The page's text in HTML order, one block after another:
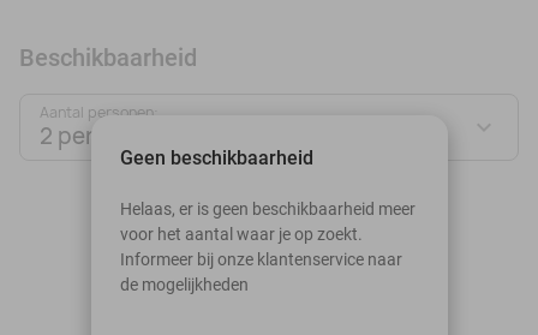
Beschikbaarheid
Aantal personen:
2 personen
augustus 2026
Ma
Di Wo Do Vr
Geen beschikbaarheid
Helaas, er is geen beschikbaarheid meer
voor het aantal waar je op zoekt.
Informeer bij onze klantenservice naar
de mogelijkheden